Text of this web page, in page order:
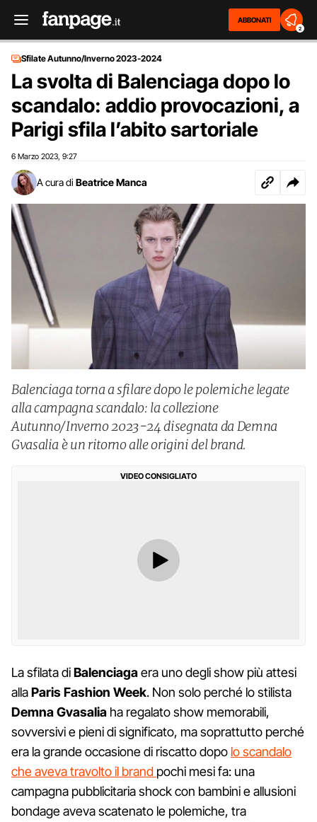
ABBONATI
2
Sfilate Autunno/Inverno 2023-2024
La svolta di Balenciaga dopo lo
scandalo: addio provocazioni, a
Parigi sfila l’abito sartoriale
6 Marzo 2023 9:27
A cura di Beatrice Manca
Balenciaga torna a sfilare dopo le polemiche legate
alla campagna scandalo: la collezione
Autunno/Inverno 2023-24 disegnata da Demna
Gvasalia è un ritorno alle origini del brand.
VIDEO CONSIGLIATO
La sfilata diBalenciagaera uno degli show più attesi
allaParis Fashion Week. Non solo perché lo stilista
Demna Gvasalia ha regalato show memorabili,
sovversivi e pieni di significato, ma soprattutto perché
era la grande occasione di riscatto dopo lo scandalo
che aveva travolto il brand pochi mesi fa: una
campagna pubblicitaria shock con bambini e allusioni
bondage aveva scatenato le polemiche, tra